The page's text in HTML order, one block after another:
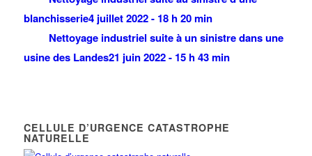
blanchisserie4 juillet 2022 - 18 h 20 min
Nettoyage industriel suite à un sinistre dans une
usine des Landes21 juin 2022 - 15 h 43 min
CELLULE D’URGENCE CATASTROPHE
NATURELLE